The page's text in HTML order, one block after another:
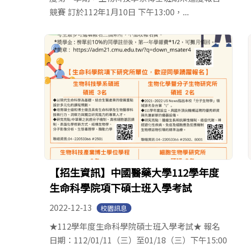
競賽 訂於112年1月10日 下午13:00，...
【招生資訊】中國醫藥大學112學年度
生命科學院項下碩士班入學考試
2022-12-13 校園訊息
★112學年度生命科學院碩士班入學考試★ 報名
日期：112/01/11（三）至01/18（三）下午15:00